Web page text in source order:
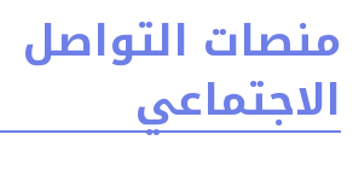
منصات التواصل
الاجتماعي